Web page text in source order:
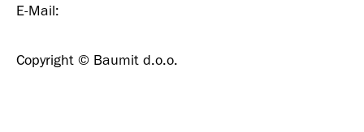
E-Mail:
Copyright © Baumit d.o.o.